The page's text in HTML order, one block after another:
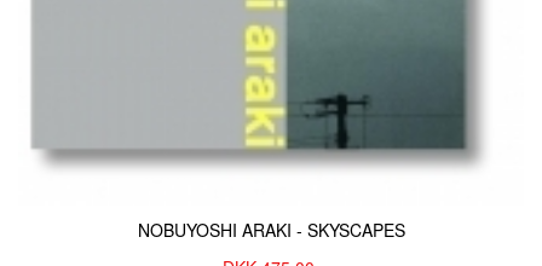
NOBUYOSHI ARAKI - SKYSCAPES